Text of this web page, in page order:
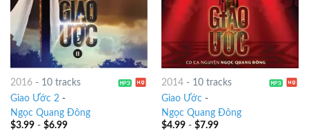
2016- 10 tracks
Giao Ước 2 -
Ngọc Quang Đông
$3.99- $6.99
2014- 10 tracks
Giao Ước-
Ngọc Quang Đông
$4.99- $7.99